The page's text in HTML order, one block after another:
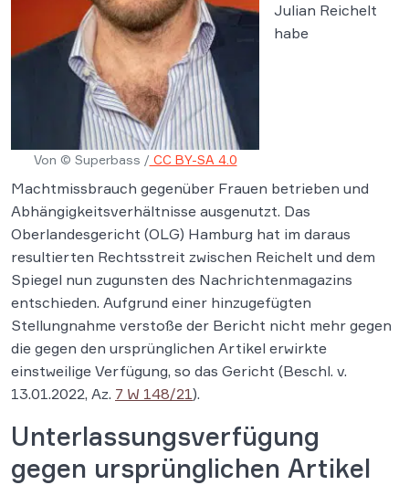
Von © Superbass / CC BY-SA 4.0
Julian Reichelt
habe
Machtmissbrauch gegenüber Frauen betrieben und
Abhängigkeitsverhältnisse ausgenutzt. Das
Oberlandesgericht (OLG) Hamburg hat im daraus
resultierten Rechtsstreit zwischen Reichelt und dem
Spiegel nun zugunsten des Nachrichtenmagazins
entschieden. Aufgrund einer hinzugefügten
Stellungnahme verstoße der Bericht nicht mehr gegen
die gegen den ursprünglichen Artikel erwirkte
einstweilige Verfügung, so das Gericht (Beschl. v.
13.01.2022, Az. 7 W 148/21).
Unterlassungsverfügung
gegen ursprünglichen Artikel